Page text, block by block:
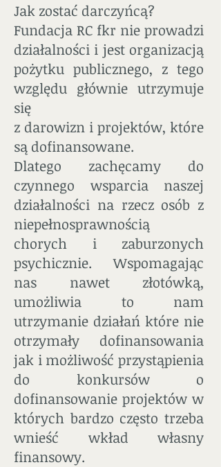
Jak zostać darczyńcą?
Fundacja RC fkr nie prowadzi
działalności i jest organizacją
pożytku publicznego, z tego
względu głównie utrzymuje
się
z darowizn i projektów, które
są dofinansowane.
Dlatego zachęcamy do
czynnego wsparcia naszej
działalności na rzecz osób z
niepełnosprawnością
chorych i zaburzonych
psychicznie. Wspomagając
nas nawet złotówką,
umożliwia to nam
utrzymanie działań które nie
otrzymały dofinansowania
jak i możliwość przystąpienia
do konkursów o
dofinansowanie projektów w
których bardzo często trzeba
wnieść wkład własny
finansowy.